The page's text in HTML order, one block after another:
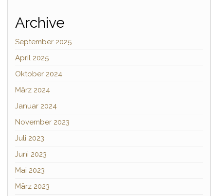
Archive
September 2025
April 2025
Oktober 2024
März 2024
Januar 2024
November 2023
Juli 2023
Juni 2023
Mai 2023
März 2023